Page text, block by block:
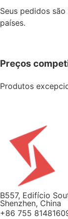
Seus pedidos
países.
Preços
Produtos
B557, Edifício
Shenzhen, China
+86 755